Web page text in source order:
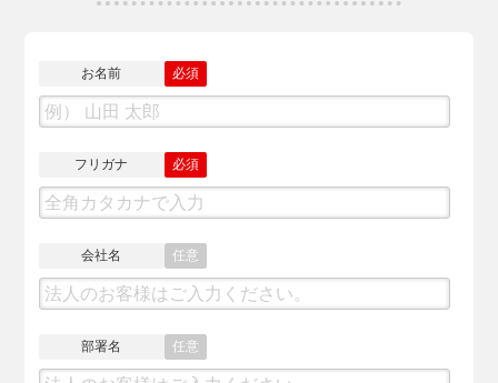
お名前 必須
フリガナ 必須
会社名 任意
部署名 任意